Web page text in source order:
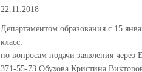
22.11.2018
Департаментом образования с 15
класс:
по вопросам подачи заявления
371-55-73 Обухова Кристина